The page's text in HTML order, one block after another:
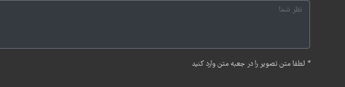
* لطفا متن تصویر را در جعبه متن وارد کنید